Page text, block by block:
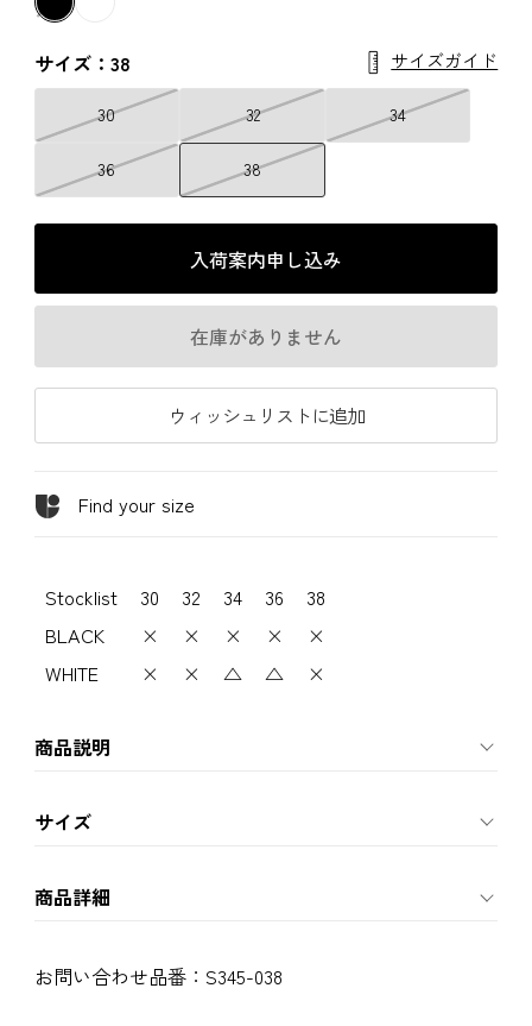
サイズ：38 サイズガイド
30 32 34
36 38
入荷案内申し込み
在庫がありません
ウィッシュリストに追加
Find your size
Stocklist 30 32 34 36
38
BLACK
× × × ×
×
WHITE
× × △ △ ×
商品説明
サイズ
商品詳細
お問い合わせ品番： S345-038